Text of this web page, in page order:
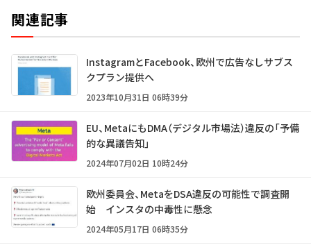
関連記事
InstagramとFacebook、欧州で広告なしサブス
クプラン提供へ
2023年10月31日 06時39分
EU、MetaにもDMA（デジタル市場法）違反の「予備
的な異議告知」
2024年07月02日 10時24分
欧州委員会、MetaをDSA違反の可能性で調査開
始 インスタの中毒性に懸念
2024年05月17日 06時35分